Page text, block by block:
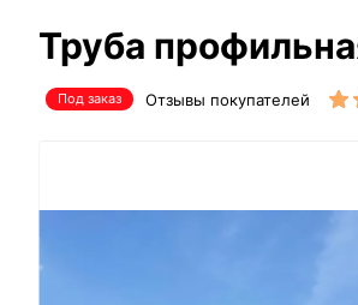
Труба
Под заказ Отзывы покупателей